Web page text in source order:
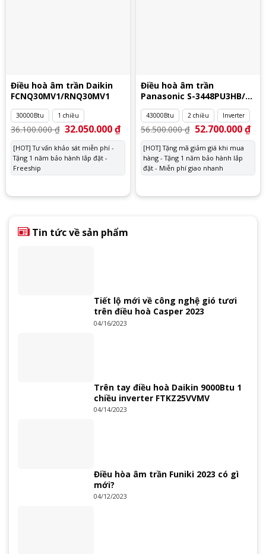
Điều hoà âm trần Daikin
FCNQ30MV1/RNQ30MV1
30000Btu 1 chiều
36.100.000₫ Giá
gốc
là:
36.100.000 ₫.
32.050.000₫Giá
tại
32.050.000 ₫.
[HOT] Tư vấn khảo sát miễn phí -
Tặng 1 năm bảo hành lắp đặt -
Freeship
Điều hoà âm trần
Panasonic S-3448PU3HB/U-
43PZ3H8
43000Btu 2 chiều Inverter
56.500.000₫ Giá
gốc
là:
56.500.000 ₫.
52.700.000₫Giá
tại
[HOT] Tặng mã giảm giá khi mua
hàng - Tặng 1 năm bảo hành lắp
đặt - Miễn phí giao nhanh
Tin tức về sản phẩm
Tiết lộ mới về công nghệ gió tươi
trên điều hoà Casper 2023
04/16/2023
Trên tay điều hoà Daikin 9000Btu 1
chiều inverter FTKZ25VVMV
04/14/2023
Điều hòa âm trần Funiki 2023 có gì
mới?
04/12/2023